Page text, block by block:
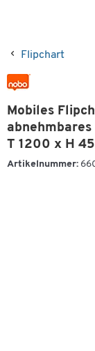
Flipchart
Mobiles
abnehmbares
T 1200 x H
Artikelnummer: